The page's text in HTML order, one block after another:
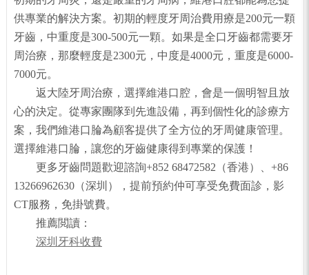
供專業的解決方案。初期的輕度牙周治費用療是200元一顆
牙齒，中重度是300-500元一顆。如果是全口牙齒都需要牙
周治療，那麼輕度是2300元，中度是4000元，重度是6000-
7000元。
返大陸牙周治療，選擇維港口腔，會是一個明智且放
心的決定。從專家團隊到先進設備，再到個性化的診療方
案，我們維港口腀為顧客提供了全方位的牙周健康管理。
選擇維港口腀，讓您的牙齒健康得到專業的保護！
更多牙齒問題歡迎諮詢+852 68472582（香港）、+86
13266962630（深圳），提前預約仲可享受免費面診，影
CT服務，免掛號費。
推薦閲讀：
深圳牙科收費